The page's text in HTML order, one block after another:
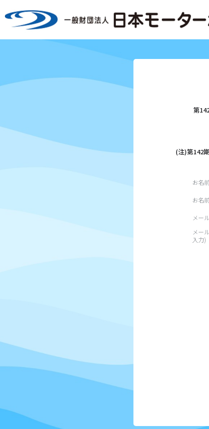
第
(注)第142
お名
お名
メー
メー
入力)